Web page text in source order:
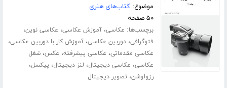
موضوع:کتاب‌های هنری
۵۰ صفحه
برچسب‌ها: عکاسی،آموزش عکاسی، عکاسی نوین،
فتوگرافی،دوربین عکاسی،آموزش کار با دوربین عکاسی،
عکاسی مقدماتی، عکاسی پیشرفته، عکس،شغل
عکاسی، عکاسی دیجیتال، لنز دیجیتال، پیکسل،
رزولوشن، تصویر دیجیتال